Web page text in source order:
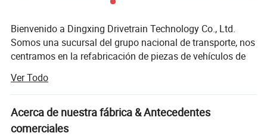
Fotos detalladas
Bienvenido a Dingxing Drivetrain Technology Co., Ltd.
Somos una sucursal del grupo nacional de transporte, nos
centramos en la refabricación de piezas de vehículos de
técnicas, los principales productos son motores de
refabricación, bombas de combustible, componentes de
motor etc; cubre los principales jugadores de vehículos
como VW, GM, Toyota, Ford, SAIC, JLR, Cummins, Bosch...
Ver Todo
Acerca de nuestra fábrica & Antecedentes
comerciales